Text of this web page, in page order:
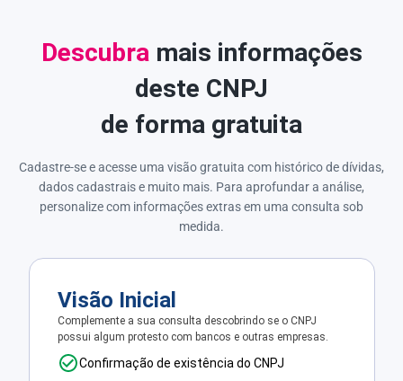
Descubramais informações
deste CNPJ
de forma gratuita
Cadastre-se e acesse uma visão gratuita com histórico de dívidas,
dados cadastrais e muito mais. Para aprofundar a análise,
personalize com informações extras em uma consulta sob
medida.
Visão Inicial
Complemente a sua consulta descobrindo se o CNPJ
possui algum protesto com bancos e outras empresas.
Confirmação de existência do CNPJ